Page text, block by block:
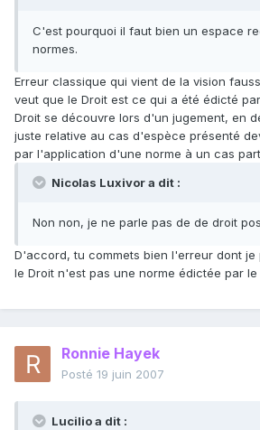
C'est pourquoi il faut bien un espace
normes.
Erreur classique qui vient de la vision
veut que le Droit est ce qui a été édicté
Droit se découvre lors d'un jugement, en
juste relative au cas d'espèce présenté
par l'application d'une norme à un cas
Nicolas Luxivor a dit :
Non non, je ne parle pas de de droit
D'accord, tu commets bien l'erreur dont je
le Droit n'est pas une norme édictée par le
Ronnie Hayek
Posté 19 juin 2007
Lucilio a dit :